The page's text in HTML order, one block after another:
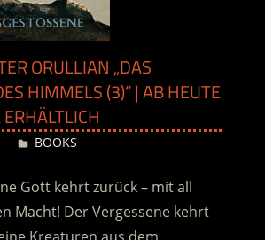
ORULLIAN „DAS
HIMMELS (3)“ | AB HEUTE
Desiree
BOOKS
Gott kehrt zurück – mit all
Macht! Der Vergessene kehrt